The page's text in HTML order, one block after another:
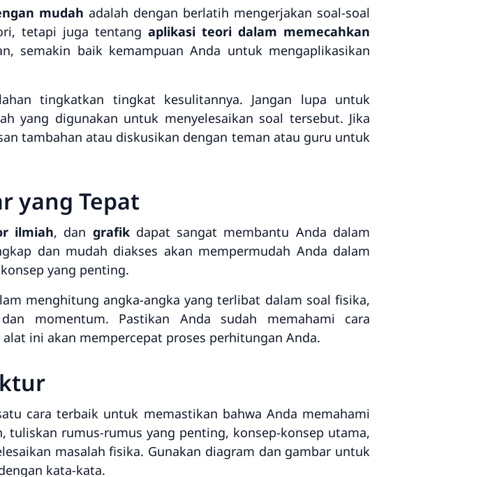
mudah adalah dengan berlatih mengerjakan soal-soal
tetapi juga tentangaplikasi teori dalam memecahkan
semakin baik kemampuan Anda untuk mengaplikasikan
tingkatkan tingkat kesulitannya. Jangan lupa untuk
yang digunakan untuk menyelesaikan soal tersebut. Jika
tambahan atau diskusikan dengan teman atau guru untuk
yang Tepat
ilmiah, dan grafikdapat sangat membantu Anda dalam
dan mudah diakses akan mempermudah Anda dalam
yang penting.
menghitung angka-angka yang terlibat dalam soal fisika,
momentum. Pastikan Anda sudah memahami cara
ini akan mempercepat proses perhitungan Anda.
cara terbaik untuk memastikan bahwa Anda memahami
tuliskan rumus-rumus yang penting, konsep-konsep utama,
masalah fisika. Gunakan diagram dan gambar untuk
kata-kata.